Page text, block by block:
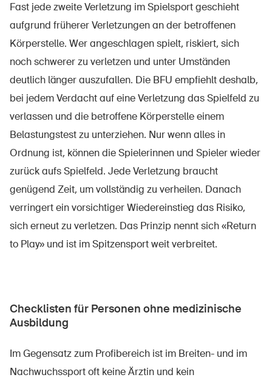
Sicherheitsdelegierte & Gemeinden
Kontakt & Beratung
Fast jede zweite Verletzung im Spielsport geschieht
aufgrund früherer Verletzungen an der betroffenen
Körperstelle. Wer angeschlagen spielt, riskiert, sich
noch schwerer zu verletzen und unter Umständen
deutlich länger auszufallen. Die BFU empfiehlt deshalb,
bei jedem Verdacht auf eine Verletzung das Spielfeld zu
verlassen und die betroffene Körperstelle einem
Belastungstest zu unterziehen. Nur wenn alles in
Ordnung ist, können die Spielerinnen und Spieler wieder
zurück aufs Spielfeld. Jede Verletzung braucht
genügend Zeit, um vollständig zu verheilen. Danach
verringert ein vorsichtiger Wiedereinstieg das Risiko,
sich erneut zu verletzen. Das Prinzip nennt sich «Return
to Play» und ist im Spitzensport weit verbreitet.
Checklisten für Personen ohne medizinische
Ausbildung
Im Gegensatz zum Profibereich ist im Breiten- und im
Nachwuchssport oft keine Ärztin und kein